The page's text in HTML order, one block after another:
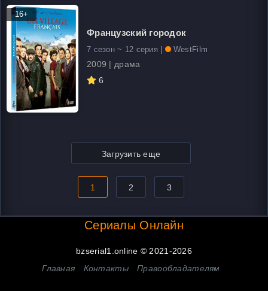
16+
Французский городок
7 сезон ~ 12 серия | WestFilm
2009 | драма
6
Загрузить еще
1 2 3
Сериалы Онлайн
bzserial1.online © 2021-2026
Главная
Контакты Правообладателям